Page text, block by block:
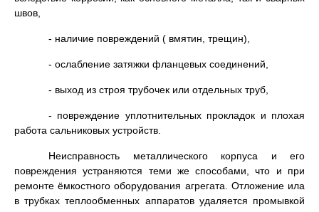
швов,
- наличие повреждений ( вмятин, трещин),
- ослабление затяжки фланцевых соединений,
- выход из строя трубочек или отдельных труб,
- повреждение уплотнительных прокладок и плохая
работа сальниковых устройств.
Неисправность металлического корпуса и его
повреждения устраняются теми же способами, что и при
ремонте ёмкостного оборудования агрегата. Отложение ила
в трубках теплообменных аппаратов удаляется промывкой